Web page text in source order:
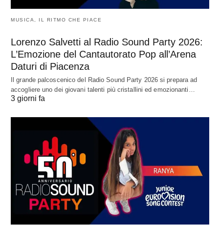
MUSICA, IL RITMO CHE PIACE
Lorenzo Salvetti al Radio Sound Party 2026:
L’Emozione del Cantautorato Pop all’Arena
Daturi di Piacenza
Il grande palcoscenico del Radio Sound Party 2026 si prepara ad
accogliere uno dei giovani talenti più cristallini ed emozionanti…
3 giorni fa